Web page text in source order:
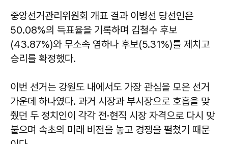
중앙선거관리위원회 개표 결과 이병선 당선인은
50.08%의 득표율을 기록하며 김철수 후보
(43.87%)와 무소속 염하나 후보(5.31%)를 제치고
승리를 확정했다.
이번 선거는 강원도 내에서도 가장 관심을 모은 선거
가운데 하나였다. 과거 시장과 부시장으로 호흡을 맞
췄던 두 정치인이 각각 전·현직 시장 자격으로 다시 맞
붙으며 속초의 미래 비전을 놓고 경쟁을 펼쳤기 때문